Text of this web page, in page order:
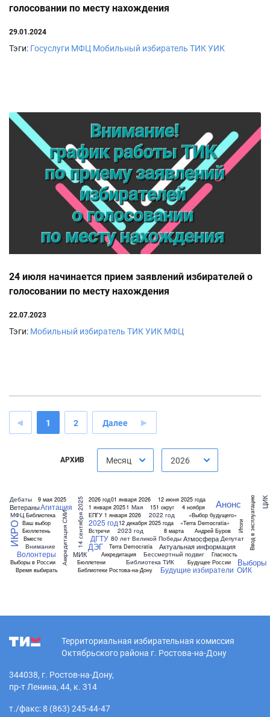
голосовании по месту нахождения
29.01.2024
Тэги: Госуслуги МФЦ Мобильный избиратель ТИКУИК
24 июля начинается прием заявлений избирателей о
голосовании по месту нахождения
22.07.2023
Тэги: Мобильный избиратель ТИКУИК МФЦ
1 2 Далее
АРХИВ Месяц 2026
01 января 2026
1 Мая
1 января 2025
1 января 2026
12 декабря 2025 года
12 июня 2025 года
14 сентября 2025 151 округ
2022 год
2023 год
2025 год
2026 год
4 ноября
8 марта
80 лет Великой Победы
9 мая 2025
Terra Democratia
«Terra Democratia»
«Выбор будущего»
Агитация
Аккредитация
Аккредитация СМИ Актуальная информация
Андрей Буров
Анонс
Атмосфера
Бессмертный подвиг
Библиотека
Библиотека ТИК
Библиотеки Ростова-на-Дону
Будущее России
Будущие избиратели
Бюллетени
Бюллетень
Ваш выбор Ввод в эксплуатацию
Ветераны
Вместе
Внимание
Волонтеры
Время выбирать
Встречи
Выборы
Выборы в России
Гласность
ДГТУ
ДЭГ
Дебаты
Депутат
ЕПГУ
ИКРО Итоги
МИК
МФЦ
ОИК
ЦИК
Территориальная избирательная комиссия
Октябрьского района г. Ростова-на-Дону
344038, г. Ростов-на-Дону,
пр-т Ленина, 44, к. 314
т./факс: 8 (863) 245-44-47